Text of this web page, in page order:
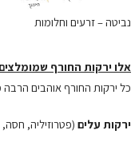
נביטה – זרעים וחלומות
אלו ירקות החורף
כל ירקות החורף אוהבים
ירקות עלים (פטרוזיליה,